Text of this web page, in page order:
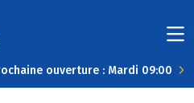
ouverture : Mardi 09:00